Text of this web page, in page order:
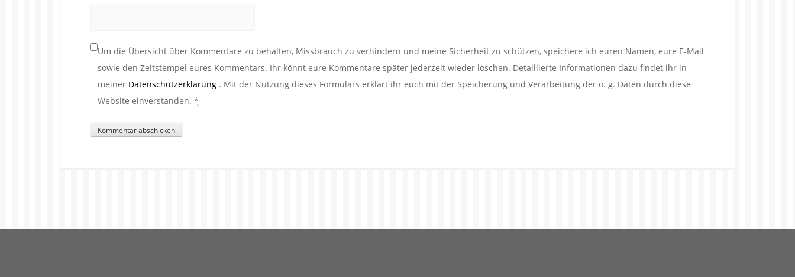
Um die Übersicht über Kommentare zu behalten, Missbrauch zu verhindern und meine Sicherheit zu schützen, speichere ich euren Namen, eure E-Mail
sowie den Zeitstempel eures Kommentars. Ihr könnt eure Kommentare später jederzeit wieder löschen. Detaillierte Informationen dazu findet ihr in
meiner Datenschutzerklärung . Mit der Nutzung dieses Formulars erklärt ihr euch mit der Speicherung und Verarbeitung der o. g. Daten durch diese
Website einverstanden. *